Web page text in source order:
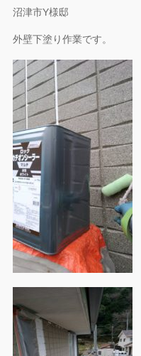
沼津市Y様邸
外壁下塗り作業です。